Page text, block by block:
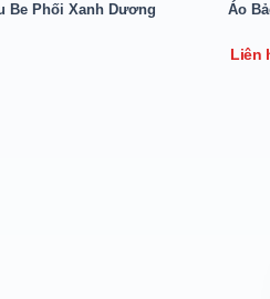
Be Phối Xanh Dương Áo
Liên